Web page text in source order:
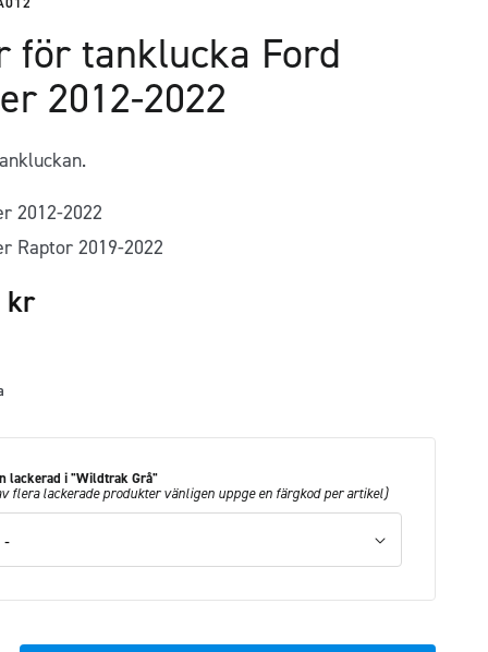
för tanklucka Ford
2012-2022
2012-2022
Raptor 2019-2022
kr
lackerad i "Wildtrak Grå"
flera lackerade produkter vänligen uppge en färgkod per artikel)